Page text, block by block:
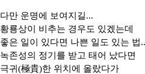
다만 운명에 보여지길...
황룡상이 비추는 경우도 있겠는데
좋은 일이 있다면 나쁜 일도 있는 법
녹존성의 정기를 받고 태어 났다면
극귀(極貴)한 위치에 올랐다가